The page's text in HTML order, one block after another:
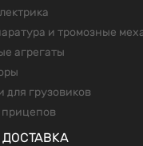
и тромозные
агрегаты
для грузовиков
ДОСТАВКА